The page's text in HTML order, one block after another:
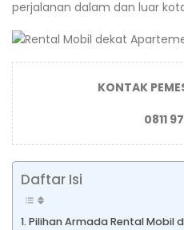
perjalanan dalam dan luar
KONTAK
0811
Daftar Isi
Pilihan Armada Rental Mobil